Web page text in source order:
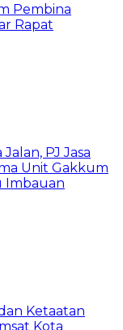
Pembina
Rapat
PJ Jasa
Unit Gakkum
Imbauan
Ketaatan
Kota